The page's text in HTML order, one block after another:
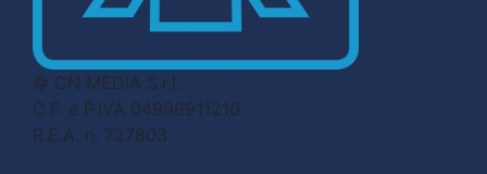
© CN MEDIA S.r.l.
C.F. e P.IVA 04998911210
R.E.A. n. 727803